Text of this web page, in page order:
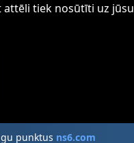
attēli tiek nosūtīti uz
punktus ns6.com